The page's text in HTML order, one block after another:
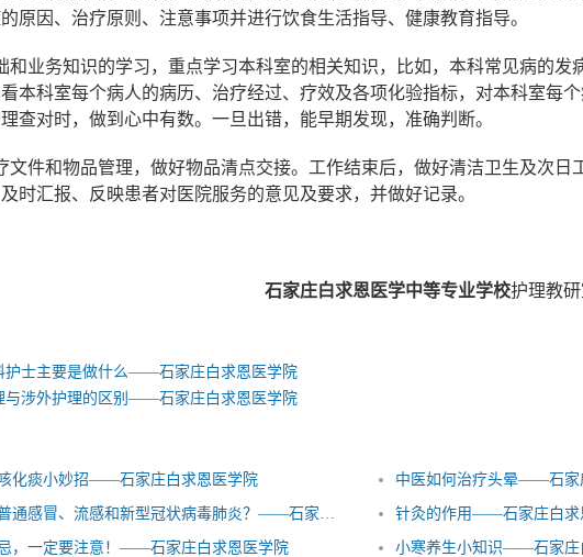
原因、治疗原则、注意事项并进行饮食生活指导、健康教育指导。
和业务知识的学习，重点学习本科室的相关知识，比如，本科常见病的发
本科室每个病人的病历、治疗经过、疗效及各项化验指标，对本科室每
查对时，做到心中有数。一旦出错，能早期发现，准确判断。
文件和物品管理，做好物品清点交接。工作结束后，做好清洁卫生及次日
时汇报、反映患者对医院服务的意见及要求，并做好记录。
庄白求恩医学中等专业学校护理教研
护士主要是做什么——石家庄白求恩医学院
与涉外护理的区别——石家庄白求恩医学院
化痰小妙招——石家庄白求恩医学院 中医如何治疗头晕——石家
针灸的作用——石家庄白求
，一定要注意！——石家庄白求恩医学院 小寒养生小知识——石家庄